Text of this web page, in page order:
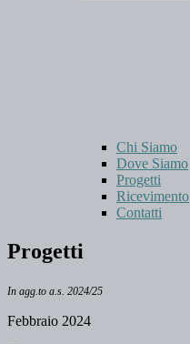
Chi Siamo
Dove Siamo
Progetti
Ricevimento
Contatti
Progetti
In agg.to a.s. 2024/25
Febbraio 2024